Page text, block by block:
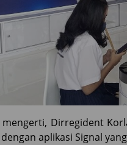
Dirregident
aplikasi Signal